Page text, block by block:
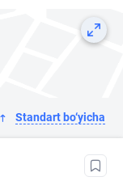
Standart bo‘yicha